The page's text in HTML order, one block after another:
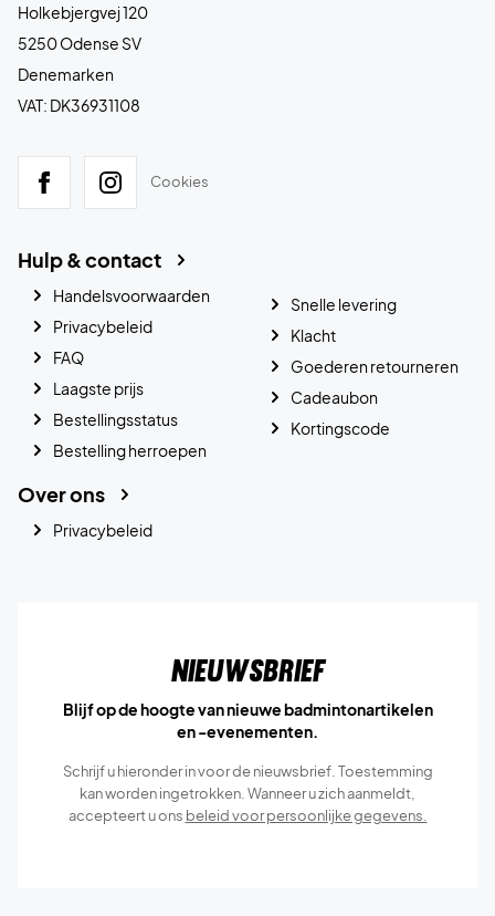
Holkebjergvej 120
5250 Odense SV
Denemarken
VAT: DK36931108
Cookies
Hulp & contact
Handelsvoorwaarden
Privacybeleid
FAQ
Laagste prijs
Bestellingsstatus
Bestelling herroepen
Snelle levering
Klacht
Goederen retourneren
Cadeaubon
Kortingscode
Over ons
Privacybeleid
Nieuwsbrief
Blijf op de hoogte van nieuwe badmintonartikelen
en -evenementen.
Schrijf u hieronder in voor de nieuwsbrief. Toestemming
kan worden ingetrokken. Wanneer u zich aanmeldt,
accepteert u ons beleid voor persoonlijke gegevens.